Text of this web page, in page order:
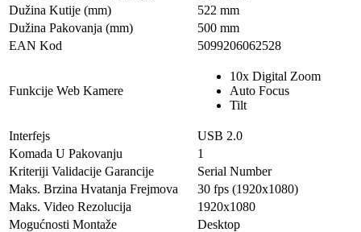
Dužina Kutije (mm)
522 mm
Dužina Pakovanja (mm)
500 mm
EAN Kod
5099206062528
Funkcije Web Kamere
10x Digital Zoom
Auto Focus
Tilt
Interfejs
USB 2.0
Komada U Pakovanju
1
Kriteriji Validacije Garancije
Serial Number
Maks. Brzina Hvatanja Frejmova
30 fps (1920x1080)
Maks. Video Rezolucija
1920x1080
Mogućnosti Montaže
Desktop